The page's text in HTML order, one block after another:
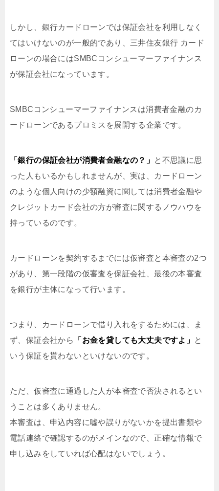
しかし、銀行カードローンでは保証会社を利用しなく
てはいけないのが一般的であり、三井住友銀行 カード
ローンの場合にはSMBCコンシューマーファイナンス
が保証会社になっています。
SMBCコンシューマーファイナンスは消費者金融のカ
ードローンであるプロミスを展開する企業です。
「銀行の保証会社が消費者金融なの？」 と不思議に思
った人もいるかもしれませんが、実は、カードローン
のような個人向けの少額融資に関しては消費者金融や
クレジットカード会社の方が審査に関するノウハウを
持っているのです。
カードローンを契約するまでには仮審査と本審査の2つ
があり、第一段階の仮審査を保証会社、最後の本審査
を銀行が主体になって行います。
つまり、カードローンで借り入れをするためには、ま
ず、保証会社から
「お金を貸しても大丈夫ですよ」 と
いう保証を貰わないといけないのです。
ただ、仮審査に通過した人が本審査で否決されるとい
うことは多くありません。
本審査は、申込内容に嘘や誤りがないかを提出書類や
電話連絡で確認するのがメインなので、正確な情報で
申し込みをしていれば心配はないでしょう。